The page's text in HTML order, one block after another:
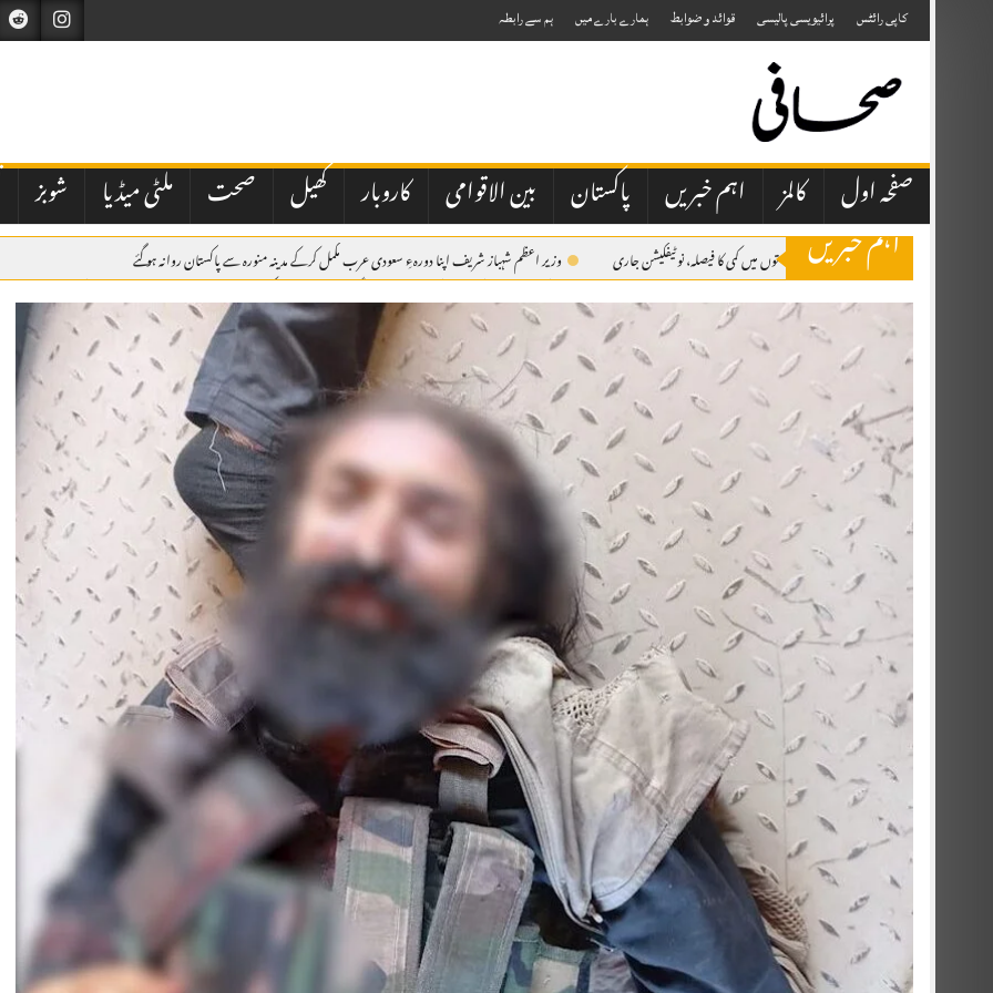
to
content
کاپی رائٹس پرائیویسی پالیسی قوائد و ضوابط ہمارے بارے میں ہم سے رابطہ
صفحہ اول کالمز اہم خبریں پاکستان بین الاقوامی کاروبار کھیل صحت ملٹی میڈیا شوبز
اہم خبریں
پیٹرول اور ڈیزل کی قیمتوں میں کمی کا فیصلہ، نوٹیفکیشن جاری وزیر اعظم شہباز شریف اپنا دورہءِ سعودی عرب مکمل کرکے مدینہ منورہ سے پاکستان روانہ ہو گئے
سکھ طالب علم نے اسلامیات میں 98 اور ترجمہ قرآن میں 49 نمبر حاصل کرلیے 2026 کے نتائج کے مطابق مسلمان گھرانوں سے تعلق رکھنے والے تقریباً 10 ہزار طلبہ اسلامیات کے مضمون میں فیل ہوئے ہیں۔
بہارہ کہو میں 21 سالہ لڑکی مبینہ طور پر اغوا، 20 سے 25 افراد پر تشدد کا الزام لوک ورثہ میں 59 ملازمین کو 53 لاکھ روپے کے کیش ایڈوانس کا انکشاف، قانونی منظوری نہ ہونے کا اعتراف